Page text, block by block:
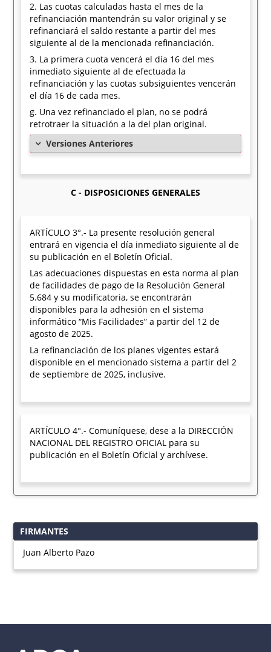
2. Las cuotas calculadas hasta el mes de la
refinanciación mantendrán su valor original y se
refinanciará el saldo restante a partir del mes
siguiente al de la mencionada refinanciación.
3. La primera cuota vencerá el día 16 del mes
inmediato siguiente al de efectuada la
refinanciación y las cuotas subsiguientes vencerán
el día 16 de cada mes.
g. Una vez refinanciado el plan, no se podrá
retrotraer la situación a la del plan original.
Versiones Anteriores
C - DISPOSICIONES GENERALES
ARTÍCULO 3°.- La presente resolución general
entrará en vigencia el día inmediato siguiente al de
su publicación en el Boletín Oficial.
Las adecuaciones dispuestas en esta norma al plan
de facilidades de pago de la Resolución General
5.684 y su modificatoria, se encontrarán
disponibles para la adhesión en el sistema
informático “Mis Facilidades” a partir del 12 de
agosto de 2025.
La refinanciación de los planes vigentes estará
disponible en el mencionado sistema a partir del 2
de septiembre de 2025, inclusive.
ARTÍCULO 4°.- Comuníquese, dese a la DIRECCIÓN
NACIONAL DEL REGISTRO OFICIAL para su
publicación en el Boletín Oficial y archívese.
FIRMANTES
Juan Alberto Pazo